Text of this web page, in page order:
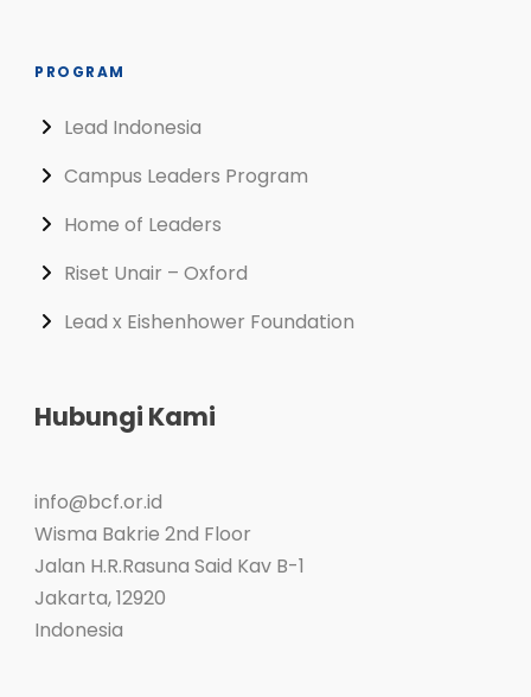
PROGRAM
Lead Indonesia
Campus Leaders Program
Home of Leaders
Riset Unair – Oxford
Lead x Eishenhower Foundation
Hubungi Kami
info@bcf.or.id
Wisma Bakrie 2nd Floor
Jalan H.R.Rasuna Said Kav B-1
Jakarta,12920
Indonesia